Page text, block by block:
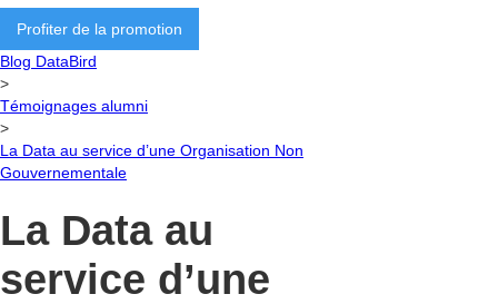
Profiter de la promotion
Blog DataBird
>
Témoignages alumni
>
La Data au service d’une Organisation Non
Gouvernementale
La Data au
service d’une